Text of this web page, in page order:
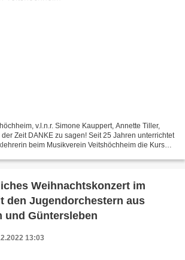
v.l.n.r. Simone Kauppert, Annette Tiller,
Zeit DANKE zu sagen! Seit 25 Jahren unterrichtet
beim Musikverein Veitshöchheim die Kurse
Weihnachtskonzert im
und Güntersleben
13:03